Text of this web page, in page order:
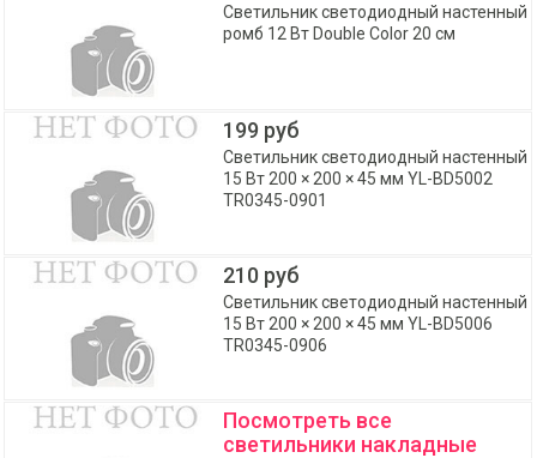
Светильник светодиодный настенный
ромб 12 Вт Double Color 20 см
199 руб
Светильник светодиодный настенный
15 Вт 200 × 200 × 45 мм YL-BD5002
TR0345-0901
210 руб
Светильник светодиодный настенный
15 Вт 200 × 200 × 45 мм YL-BD5006
TR0345-0906
Посмотреть все
светильники накладные